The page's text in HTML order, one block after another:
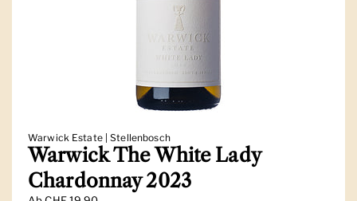
Warwick Estate | Stellenbosch
Warwick The White Lady
Chardonnay 2023